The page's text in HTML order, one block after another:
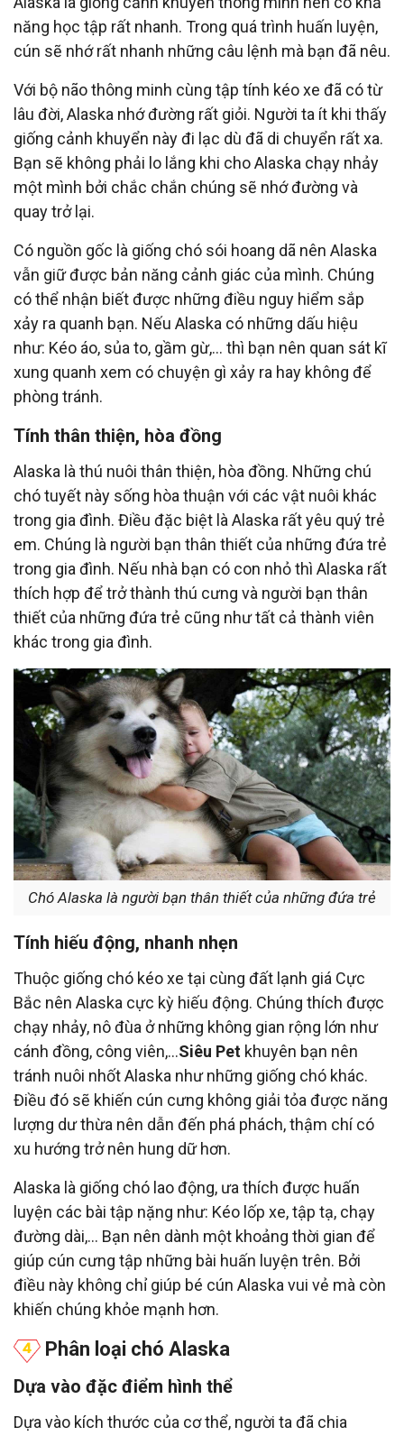
năng học tập rất nhanh. Trong quá trình huấn luyện,
cún sẽ nhớ rất nhanh những câu lệnh mà bạn đã nêu.
Với bộ não thông minh cùng tập tính kéo xe đã có từ
lâu đời, Alaska nhớ đường rất giỏi. Người ta ít khi thấy
giống cảnh khuyển này đi lạc dù đã di chuyển rất xa.
Bạn sẽ không phải lo lắng khi cho Alaska chạy nhảy
một mình bởi chắc chắn chúng sẽ nhớ đường và
quay trở lại.
Có nguồn gốc là giống chó sói hoang dã nên Alaska
vẫn giữ được bản năng cảnh giác của mình. Chúng
có thể nhận biết được những điều nguy hiểm sắp
xảy ra quanh bạn. Nếu Alaska có những dấu hiệu
như: Kéo áo, sủa to, gầm gừ,… thì bạn nên quan sát kĩ
xung quanh xem có chuyện gì xảy ra hay không để
phòng tránh.
Tính thân thiện, hòa đồng
Alaska là thú nuôi thân thiện, hòa đồng. Những chú
chó tuyết này sống hòa thuận với các vật nuôi khác
trong gia đình. Điều đặc biệt là Alaska rất yêu quý trẻ
em. Chúng là người bạn thân thiết của những đứa trẻ
trong gia đình. Nếu nhà bạn có con nhỏ thì Alaska rất
thích hợp để trở thành thú cưng và người bạn thân
thiết của những đứa trẻ cũng như tất cả thành viên
khác trong gia đình.
Chó Alaska là người bạn thân thiết của những đứa trẻ
Tính hiếu động, nhanh nhẹn
Thuộc giống chó kéo xe tại cùng đất lạnh giá Cực
Bắc nên Alaska cực kỳ hiếu động. Chúng thích được
chạy nhảy, nô đùa ở những không gian rộng lớn như
cánh đồng, công viên,…Siêu Pet khuyên bạn nên
tránh nuôi nhốt Alaska như những giống chó khác.
Điều đó sẽ khiến cún cưng không giải tỏa được năng
lượng dư thừa nên dẫn đến phá phách, thậm chí có
xu hướng trở nên hung dữ hơn.
Alaska là giống chó lao động, ưa thích được huấn
luyện các bài tập nặng như: Kéo lốp xe, tập tạ, chạy
đường dài,… Bạn nên dành một khoảng thời gian để
giúp cún cưng tập những bài huấn luyện trên. Bởi
điều này không chỉ giúp bé cún Alaska vui vẻ mà còn
khiến chúng khỏe mạnh hơn.
Phân loại chó Alaska
Dựa vào đặc điểm hình thể
Dựa vào kích thước của cơ thể, người ta đã chia